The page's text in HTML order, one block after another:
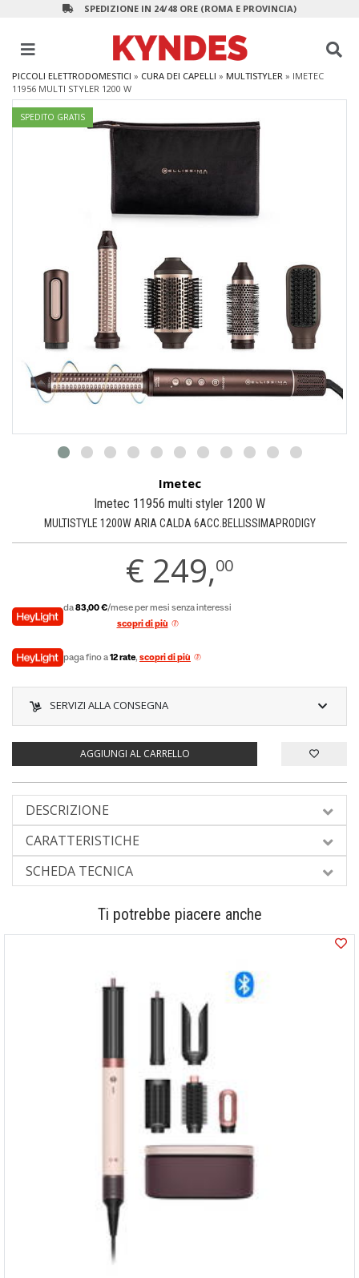
SPEDIZIONE IN 24/48 ORE (ROMA E PROVINCIA)
PICCOLI ELETTRODOMESTICI » CURA DEI CAPELLI » MULTISTYLER » IMETEC
11956 MULTI STYLER 1200 W
SPEDITO GRATIS
Imetec
Imetec 11956 multi styler 1200 W
MULTISTYLE 1200W ARIA CALDA 6ACC.BELLISSIMAPRODIGY
€ 249,00
da83,00 €/mese per mesi senza interessi
scopri di più
paga fino a12 rate, scopri di più
SERVIZI ALLA CONSEGNA
AGGIUNGI AL CARRELLO
DESCRIZIONE
CARATTERISTICHE
SCHEDA TECNICA
Ti potrebbe piacere anche